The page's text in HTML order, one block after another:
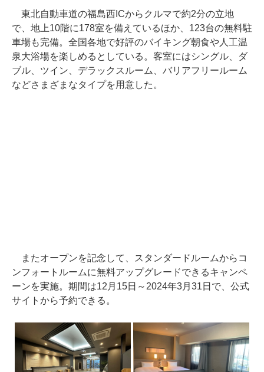
東北自動車道の福島西ICからクルマで約2分の立地
で、地上10階に178室を備えているほか、123台の無料駐
車場も完備。全国各地で好評のバイキング朝食や人工温
泉大浴場を楽しめるとしている。客室にはシングル、ダ
ブル、ツイン、デラックスルーム、バリアフリールーム
などさまざまなタイプを用意した。
またオープンを記念して、スタンダードルームからコ
ンフォートルームに無料アップグレードできるキャンペ
ーンを実施。期間は12月15日～2024年3月31日で、公式
サイトから予約できる。